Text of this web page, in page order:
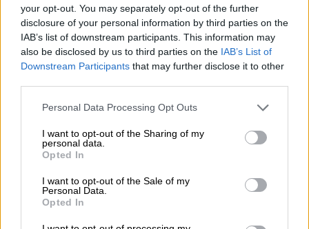
your opt-out. You may separately opt-out of the further
disclosure of your personal information by third parties on the
IAB’s list of downstream participants. This information may
also be disclosed by us to third parties on the IAB’s List of
Downstream Participants that may further disclose it to other
Please note that this website/app uses one or more Google
not limited to your visit or usage behaviour. You may click to
grant or deny consent to Google and its third-party tags to
use your data for below specified purposes in below Google
consent section.
Personal Data Processing Opt Outs
I want to opt-out of the Sharing of my
personal data.
Opted In
I want to opt-out of the Sale of my
Personal Data.
Opted In